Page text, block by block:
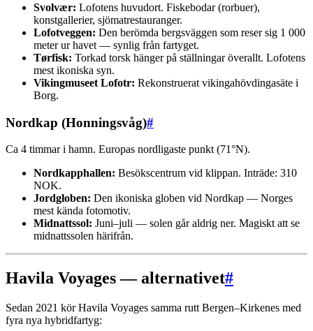
Svolvær: Lofotens huvudort. Fiskebodar (rorbuer),
konstgallerier, sjömatrestauranger.
Lofotveggen: Den berömda bergsväggen som reser sig 1 000
meter ur havet — synlig från fartyget.
Tørfisk: Torkad torsk hänger på ställningar överallt. Lofotens
mest ikoniska syn.
Vikingmuseet Lofotr: Rekonstruerat vikingahövdingasäte i
Borg.
Nordkap (Honningsvåg)#
Ca 4 timmar i hamn. Europas nordligaste punkt (71°N).
Nordkapphallen: Besökscentrum vid klippan. Inträde: 310
NOK.
Jordgloben: Den ikoniska globen vid Nordkap — Norges
mest kända fotomotiv.
Midnattssol: Juni–juli — solen går aldrig ner. Magiskt att se
midnattssolen härifrån.
Havila Voyages — alternativet#
Sedan 2021 kör Havila Voyages samma rutt Bergen–Kirkenes med
fyra nya hybridfartyg: